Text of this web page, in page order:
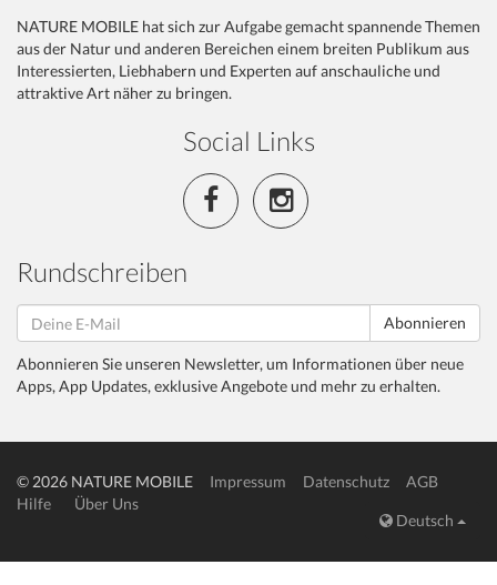
NATURE MOBILE hat sich zur Aufgabe gemacht spannende Themen
aus der Natur und anderen Bereichen einem breiten Publikum aus
Interessierten, Liebhabern und Experten auf anschauliche und
attraktive Art näher zu bringen.
Social Links
Rundschreiben
Abonnieren
Abonnieren Sie unseren Newsletter, um Informationen über neue
Apps, App Updates, exklusive Angebote und mehr zu erhalten.
© 2026 NATURE MOBILE Impressum Datenschutz
AGB
Hilfe
Über Uns
Deutsch